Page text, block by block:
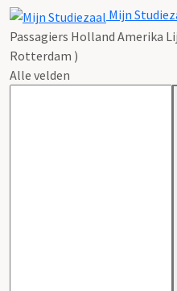
Mijn
Passagiers Holland Amerika
Rotterdam )
Alle velden